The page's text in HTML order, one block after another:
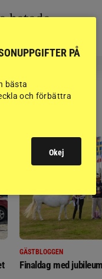
hatade
GÄSTBLOGGEN
Finaldag med
PÅ
bästa
och förbättra
Okej